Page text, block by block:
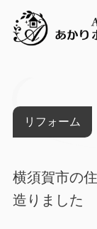
リフォーム
横須賀市の
造りました